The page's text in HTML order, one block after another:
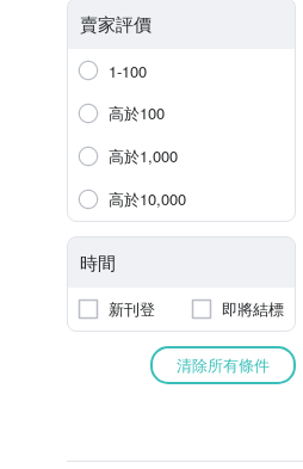
賣家評價
1-100
高於100
高於1,000
高於10,000
時間
新刊登 即將結標
清除所有條件